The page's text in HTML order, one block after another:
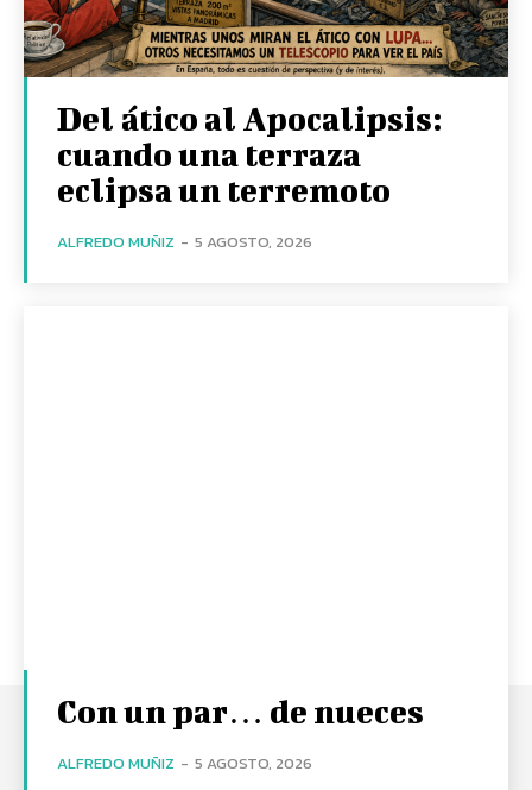
Del ático al Apocalipsis:
cuando una terraza
eclipsa un terremoto
ALFREDO MUÑIZ - 5 AGOSTO, 2026
Con un par… de nueces
ALFREDO MUÑIZ - 5 AGOSTO, 2026